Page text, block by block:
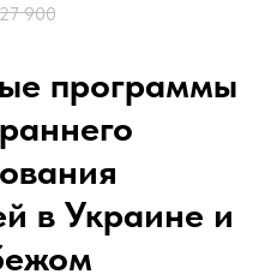
900
программы
в Украине и